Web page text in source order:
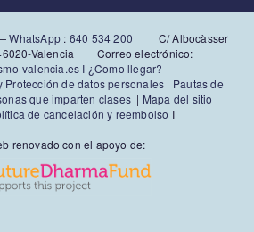
—WhatsApp : 640 534 200 C/ Albocàsser
Valencia Correo electrónico:
valencia.es I ¿Como llegar?
Protección de datos personales | Pautas de
que imparten clases| Mapa del sitio |
de cancelación y reembolso I
renovado con el apoyo de: